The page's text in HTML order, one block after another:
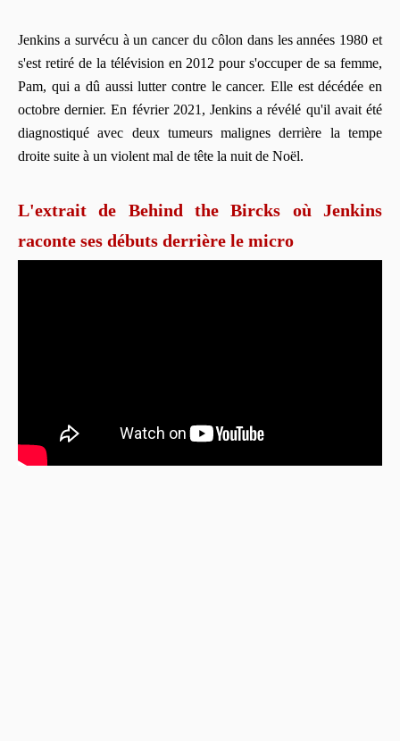
Jenkins a survécu à un cancer du côlon dans les années 1980 et
s'est retiré de la télévision en 2012 pour s'occuper de sa femme,
Pam, qui a dû aussi lutter contre le cancer. Elle est décédée en
octobre dernier. En février 2021, Jenkins a révélé qu'il avait été
diagnostiqué avec deux tumeurs malignes derrière la tempe
droite suite à un violent mal de tête la nuit de Noël.
L'extrait de Behind the Bircks où Jenkins
raconte ses débuts derrière le micro